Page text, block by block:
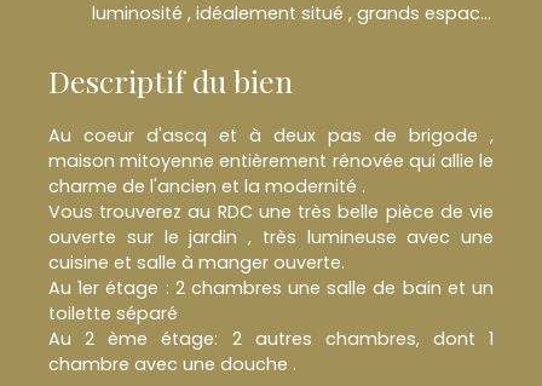
luminosité , idéalement situé , grands espaces ouverts , belle exposition
Descriptif du bien
Au coeur d'ascq et à deux pas de brigode ,
maison mitoyenne entièrement rénovée qui allie le
charme de l'ancien et la modernité .
Vous trouverez au RDC une très belle pièce de vie
ouverte sur le jardin , très lumineuse avec une
cuisine et salle à manger ouverte.
Au 1er étage : 2 chambres une salle de bain et un
toilette séparé
Au 2 ème étage: 2 autres chambres, dont 1
chambre avec une douche .